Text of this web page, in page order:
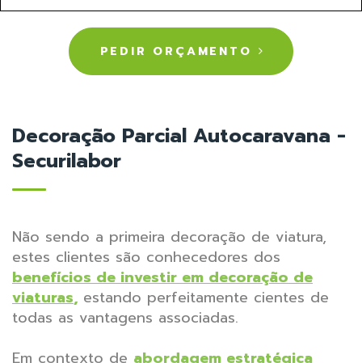
PEDIR ORÇAMENTO
Decoração Parcial Autocaravana -
Securilabor
Não sendo a primeira decoração de viatura,
estes clientes são conhecedores dos
benefícios de investir em decoração de
viaturas, estando perfeitamente cientes de
todas as vantagens associadas.
Em contexto de abordagem estratégica